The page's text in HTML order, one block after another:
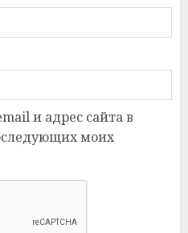
и адрес сайта в
моих